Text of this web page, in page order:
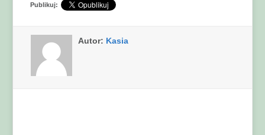
Publikuj:
Autor: Kasia